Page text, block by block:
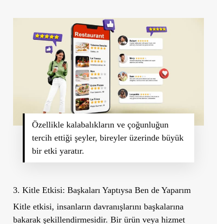
Özellikle kalabalıkların ve çoğunluğun
tercih ettiği şeyler, bireyler üzerinde büyük
bir etki yaratır.
3. Kitle Etkisi: Başkaları Yaptıysa Ben de Yaparım
Kitle etkisi, insanların davranışlarını başkalarına
bakarak şekillendirmesidir. Bir ürün veya hizmet